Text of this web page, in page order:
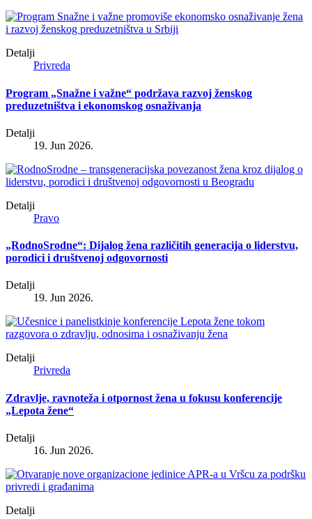
Detalji
Privreda
Program „Snažne i važne“ podržava razvoj ženskog
preduzetništva i ekonomskog osnaživanja
Detalji
19. Jun 2026.
Detalji
Pravo
„RodnoSrodne“: Dijalog žena različitih generacija o liderstvu,
porodici i društvenoj odgovornosti
Detalji
19. Jun 2026.
Detalji
Privreda
Zdravlje, ravnoteža i otpornost žena u fokusu konferencije
„Lepota žene“
Detalji
16. Jun 2026.
Detalji